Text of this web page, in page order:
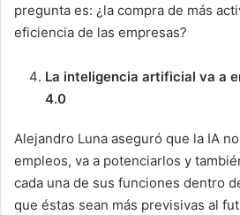
pregunta es: ¿la compra de más
eficiencia de las empresas?
La inteligencia artificial va a
4.0
Alejandro Luna aseguró que la IA
empleos, va a potenciarlos y
cada una de sus funciones dentro
que éstas sean más previsivas al